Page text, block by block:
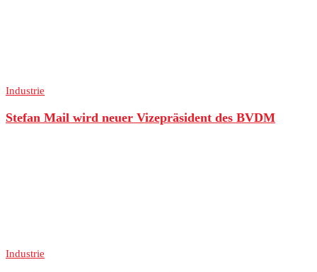
Industrie
Stefan Mail wird neuer Vizepräsident des BVDM
Industrie